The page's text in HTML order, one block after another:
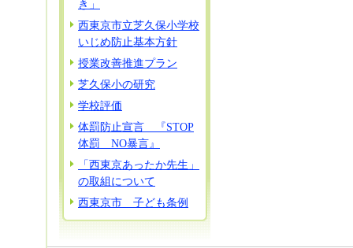
き」
西東京市立芝久保小学校
いじめ防止基本方針
授業改善推進プラン
芝久保小の研究
学校評価
体罰防止宣言 『STOP
体罰 NO暴言』
「西東京あったか先生」
の取組について
西東京市 子ども条例